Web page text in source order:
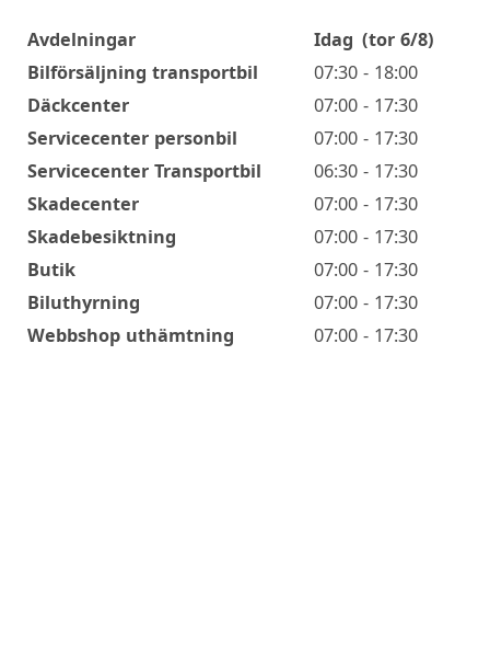
Öppettider
Avdelningar Idag (tor 6/8)
Bilförsäljning transportbil
07:30 - 18:00
Däckcenter
07:00 - 17:30
Servicecenter personbil
07:00 - 17:30
Servicecenter Transportbil
06:30 - 17:30
Skadecenter
07:00 - 17:30
Skadebesiktning
07:00 - 17:30
Butik
07:00 - 17:30
Biluthyrning
07:00 - 17:30
Webbshop uthämtning
07:00 - 17:30